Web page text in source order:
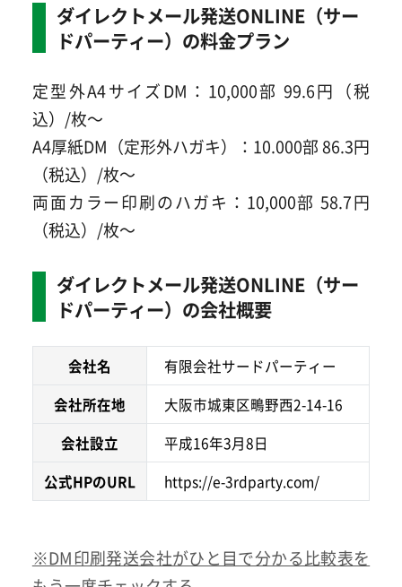
ダイレクトメール発送ONLINE（サー
ドパーティー）の料金プラン
定型外A4サイズDM：10,000部 99.6円（税
込）/枚～
A4厚紙DM（定形外ハガキ）：10.000部 86.3円
（税込）/枚～
両面カラー印刷のハガキ：10,000部 58.7円
（税込）/枚～
ダイレクトメール発送ONLINE（サー
ドパーティー）の会社概要
会社名
有限会社サードパーティー
会社所在地
大阪市城東区鴫野西2-14-16
会社設立
平成16年3月8日
公式HPのURL
https://e-3rdparty.com/
※DM印刷発送会社がひと目で分かる比較表を